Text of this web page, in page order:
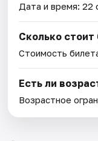
Дата и время:22
Сколько стоит
Стоимость
Есть ли
Возрастное